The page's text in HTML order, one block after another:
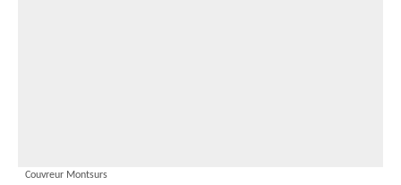
Couvreur Montsurs